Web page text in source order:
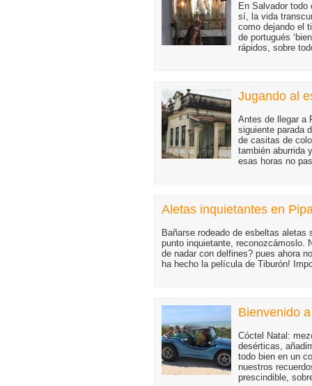
En Salvador
sí, la vida
como dejando el
de portugués
rápidos, sobre
Jugando al
Antes de llegar a
siguiente parada
de casitas de
también aburrida
esas horas no
Aletas inquietantes en
Bañarse rodeado de esbeltas
punto inquietante, reconozcámoslo.
de nadar con delfines? pues ahora
ha hecho la película de Tiburón!
Bienvenido
Cóctel Natal:
desérticas,
todo bien en un
nuestros
prescindible,